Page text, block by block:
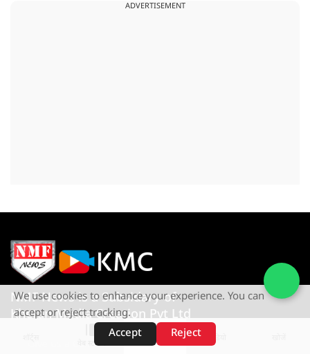
ADVERTISEMENT
वेब स्टोरीज़
NMF News is a Subsidary of
Khetan Media Creation Pvt Ltd
We use cookies to enhance your experience. You can
accept or reject tracking.
Accept
Reject